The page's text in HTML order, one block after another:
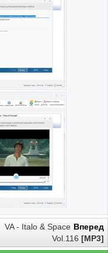
Вперед
VA - Italo & Space
Vol.116 [MP3]